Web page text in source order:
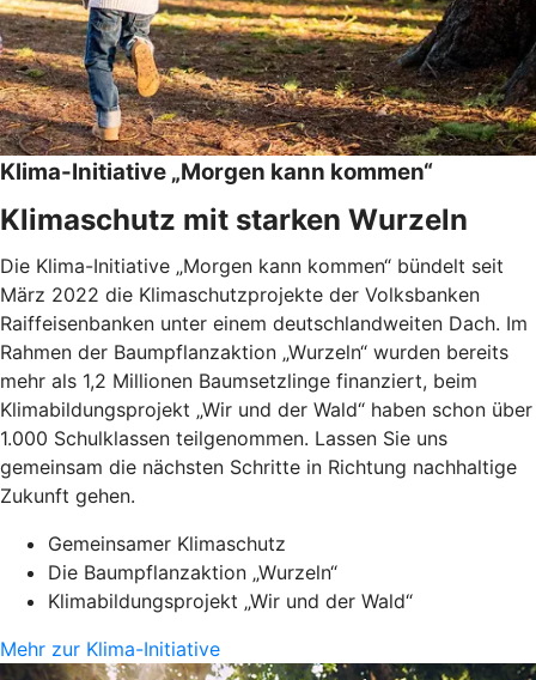
Klima-Initiative „Morgen kann kommen“
Klimaschutz mit starken Wurzeln
Die Klima-Initiative „Morgen kann kommen“ bündelt seit
März 2022 die Klimaschutzprojekte der Volksbanken
Raiffeisenbanken unter einem deutschlandweiten Dach. Im
Rahmen der Baumpflanzaktion „Wurzeln“ wurden bereits
mehr als 1,2 Millionen Baumsetzlinge finanziert, beim
Klimabildungsprojekt „Wir und der Wald“ haben schon über
1.000 Schulklassen teilgenommen. Lassen Sie uns
gemeinsam die nächsten Schritte in Richtung nachhaltige
Zukunft gehen.
Gemeinsamer Klimaschutz
Die Baumpflanzaktion „Wurzeln“
Klimabildungsprojekt „Wir und der Wald“
Mehr zur Klima-Initiative